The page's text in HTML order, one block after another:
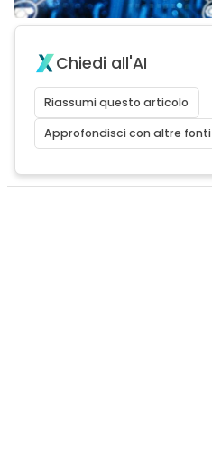
Chiedi all'AI
Riassumi questo articolo
Approfondisci con altre fonti